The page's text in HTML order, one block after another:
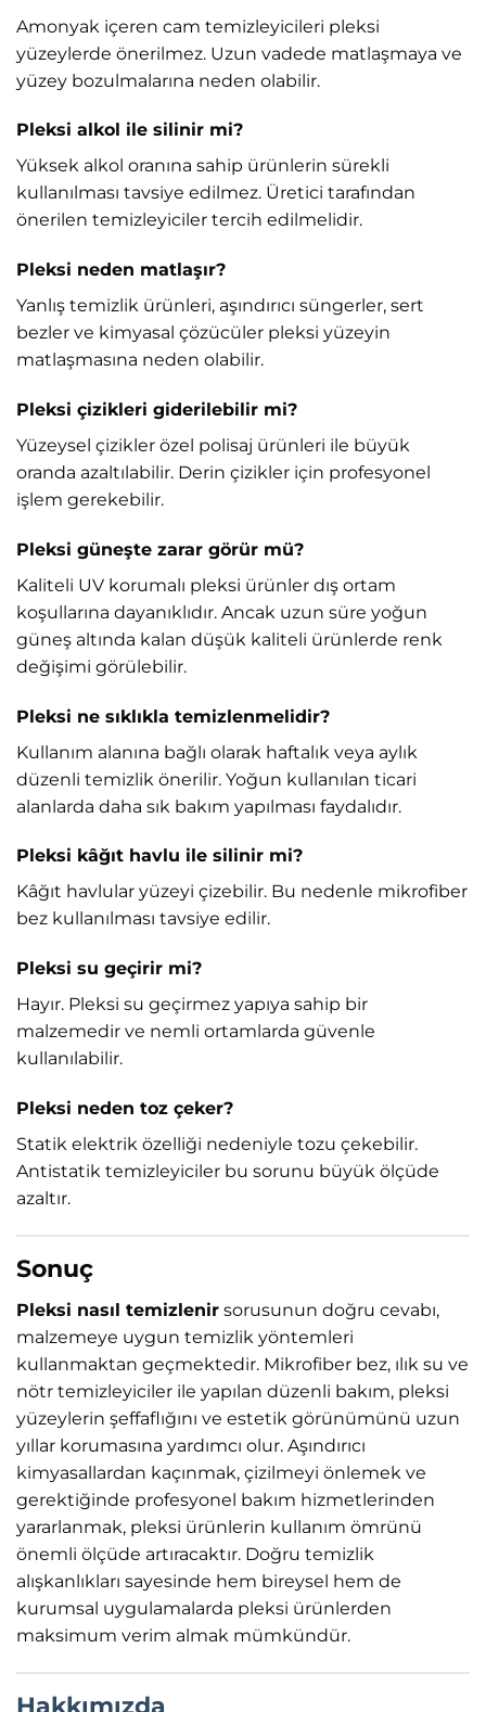
Amonyak içeren cam temizleyicileri pleksi
yüzeylerde önerilmez. Uzun vadede matlaşmaya ve
yüzey bozulmalarına neden olabilir.
Pleksi alkol ile silinir mi?
Yüksek alkol oranına sahip ürünlerin sürekli
kullanılması tavsiye edilmez. Üretici tarafından
önerilen temizleyiciler tercih edilmelidir.
Pleksi neden matlaşır?
Yanlış temizlik ürünleri, aşındırıcı süngerler, sert
bezler ve kimyasal çözücüler pleksi yüzeyin
matlaşmasına neden olabilir.
Pleksi çizikleri giderilebilir mi?
Yüzeysel çizikler özel polisaj ürünleri ile büyük
oranda azaltılabilir. Derin çizikler için profesyonel
işlem gerekebilir.
Pleksi güneşte zarar görür mü?
Kaliteli UV korumalı pleksi ürünler dış ortam
koşullarına dayanıklıdır. Ancak uzun süre yoğun
güneş altında kalan düşük kaliteli ürünlerde renk
değişimi görülebilir.
Pleksi ne sıklıkla temizlenmelidir?
Kullanım alanına bağlı olarak haftalık veya aylık
düzenli temizlik önerilir. Yoğun kullanılan ticari
alanlarda daha sık bakım yapılması faydalıdır.
Pleksi kâğıt havlu ile silinir mi?
Kâğıt havlular yüzeyi çizebilir. Bu nedenle mikrofiber
bez kullanılması tavsiye edilir.
Pleksi su geçirir mi?
Hayır. Pleksi su geçirmez yapıya sahip bir
malzemedir ve nemli ortamlarda güvenle
kullanılabilir.
Pleksi neden toz çeker?
Statik elektrik özelliği nedeniyle tozu çekebilir.
Antistatik temizleyiciler bu sorunu büyük ölçüde
azaltır.
Sonuç
Pleksi nasıl temizlenir sorusunun doğru cevabı,
malzemeye uygun temizlik yöntemleri
kullanmaktan geçmektedir. Mikrofiber bez, ılık su ve
nötr temizleyiciler ile yapılan düzenli bakım, pleksi
yüzeylerin şeffaflığını ve estetik görünümünü uzun
yıllar korumasına yardımcı olur. Aşındırıcı
kimyasallardan kaçınmak, çizilmeyi önlemek ve
gerektiğinde profesyonel bakım hizmetlerinden
yararlanmak, pleksi ürünlerin kullanım ömrünü
önemli ölçüde artıracaktır. Doğru temizlik
alışkanlıkları sayesinde hem bireysel hem de
kurumsal uygulamalarda pleksi ürünlerden
maksimum verim almak mümkündür.
Hakkımızda